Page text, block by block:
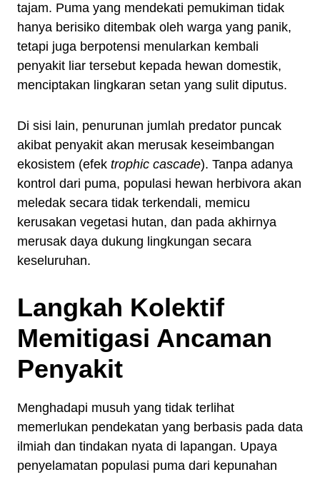
tajam. Puma yang mendekati pemukiman tidak
hanya berisiko ditembak oleh warga yang panik,
tetapi juga berpotensi menularkan kembali
penyakit liar tersebut kepada hewan domestik,
menciptakan lingkaran setan yang sulit diputus.
Di sisi lain, penurunan jumlah predator puncak
akibat penyakit akan merusak keseimbangan
ekosistem (efek trophic cascade). Tanpa adanya
kontrol dari puma, populasi hewan herbivora akan
meledak secara tidak terkendali, memicu
kerusakan vegetasi hutan, dan pada akhirnya
merusak daya dukung lingkungan secara
keseluruhan.
Langkah Kolektif
Memitigasi Ancaman
Penyakit
Menghadapi musuh yang tidak terlihat
memerlukan pendekatan yang berbasis pada data
ilmiah dan tindakan nyata di lapangan. Upaya
penyelamatan populasi puma dari kepunahan